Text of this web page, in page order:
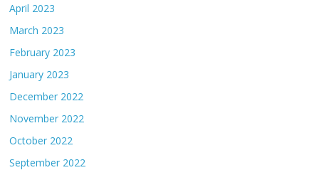
April 2023
March 2023
February 2023
January 2023
December 2022
November 2022
October 2022
September 2022